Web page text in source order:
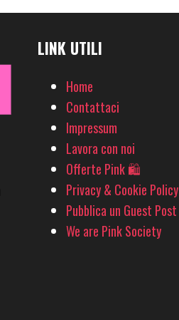
LINK UTILI
Home
Contattaci
Impressum
Lavora con noi
Offerte Pink 🛍
Privacy & Cookie Policy
Pubblica un Guest Post
We are Pink Society